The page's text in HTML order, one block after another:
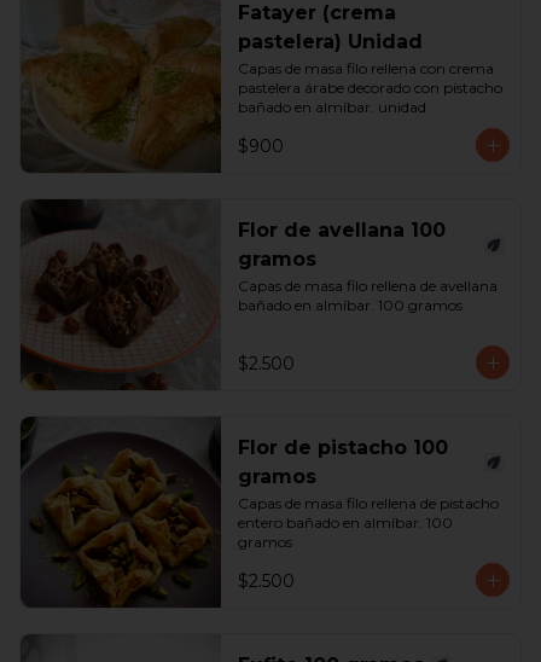
Fatayer (crema
pastelera) Unidad
Capas de masa filo rellena con crema
pastelera árabe decorado con pistacho
bañado en almíbar. unidad
$900
Flor de avellana 100
gramos
Capas de masa filo rellena de avellana
bañado en almíbar. 100 gramos
$2.500
Flor de pistacho 100
gramos
Capas de masa filo rellena de pistacho
entero bañado en almíbar. 100
gramos
$2.500